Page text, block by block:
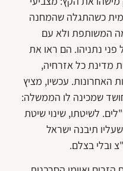
כשהתגלה שהמחנה
המשותפת ולא עם
נתניהו. הם ראו את
מדינת כל אזרחיה,
האחרונות. עכשיו, מציץ
שמכינה לו הממשלה:
לשיטתו, שינוי שיטת
תיבנה ישראל
ובלי בצלם.